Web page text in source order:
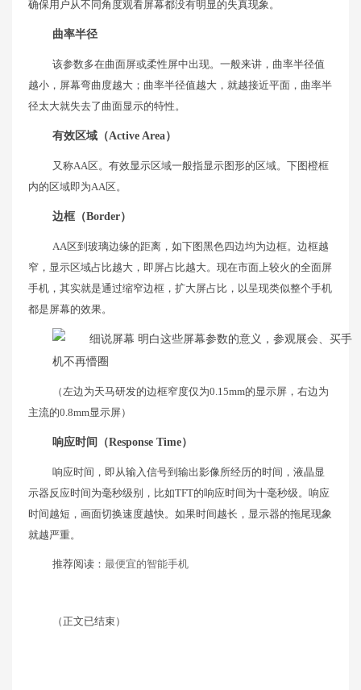
确保用户从不同角度观看屏幕都没有明显的失真现象。
曲率半径
该参数多在曲面屏或柔性屏中出现。一般来讲，曲率半径值
越小，屏幕弯曲度越大；曲率半径值越大，就越接近平面，曲率半
径太大就失去了曲面显示的特性。
有效区域（Active Area）
又称AA区。有效显示区域一般指显示图形的区域。下图橙框
内的区域即为AA区。
边框（Border）
AA区到玻璃边缘的距离，如下图黑色四边均为边框。边框越
窄，显示区域占比越大，即屏占比越大。现在市面上较火的全面屏
手机，其实就是通过缩窄边框，扩大屏占比，以呈现类似整个手机
都是屏幕的效果。
（左边为天马研发的边框窄度仅为0.15mm的显示屏，右边为
主流的0.8mm显示屏）
响应时间（Response Time）
响应时间，即从输入信号到输出影像所经历的时间，液晶显
示器反应时间为毫秒级别，比如TFT的响应时间为十毫秒级。响应
时间越短，画面切换速度越快。如果时间越长，显示器的拖尾现象
就越严重。
推荐阅读： 最便宜的智能手机
（正文已结束）